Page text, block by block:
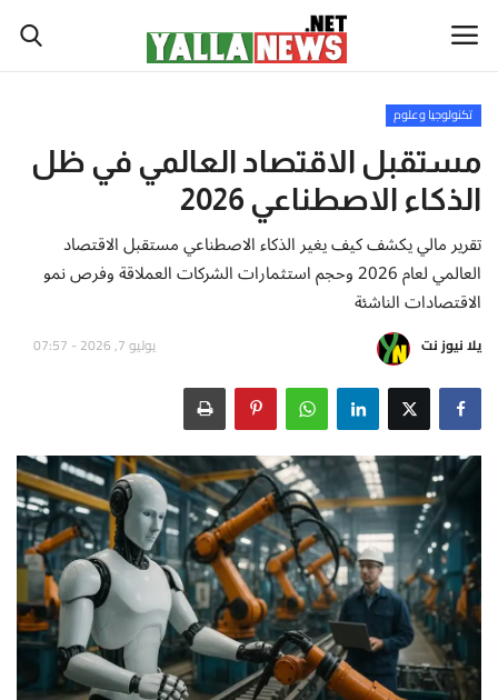
أخبار العالم
أخبار الوطن العربي
سياسة واقتصاد
تكنولوجيا وعلوم
صحة ولياقة
أطباق من المطابخ العربية
سياحة وسفر
منوعات عامة
تكنولوجيا وعلوم
مستقبل الاقتصاد العالمي في ظل
الذكاء الاصطناعي 2026
تقرير مالي يكشف كيف يغير الذكاء الاصطناعي مستقبل الاقتصاد
العالمي لعام 2026 وحجم استثمارات الشركات العملاقة وفرص نمو
الاقتصادات الناشئة
يلا نيوز نت يوليو 7, 2026 - 07:57